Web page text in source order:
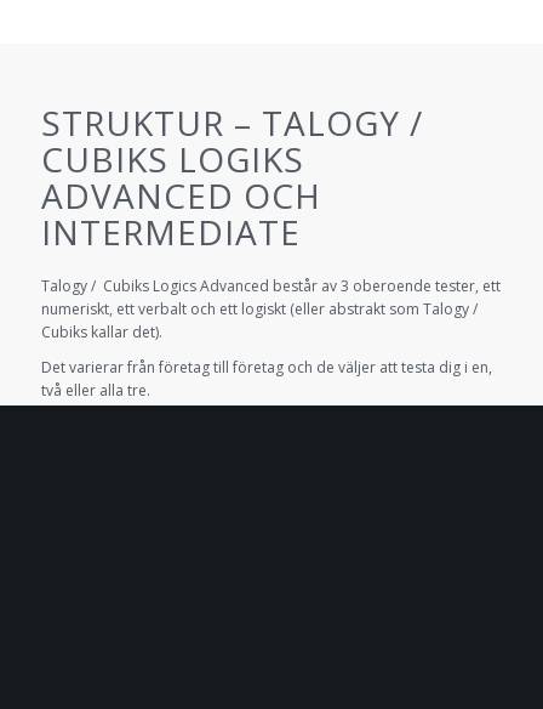
STRUKTUR – TALOGY /
CUBIKS LOGIKS
ADVANCED OCH
INTERMEDIATE
Talogy / Cubiks Logics Advanced består av 3 oberoende tester, ett
numeriskt, ett verbalt och ett logiskt (eller abstrakt som Talogy /
Cubiks kallar det).
Det varierar från företag till företag och de väljer att testa dig i en,
två eller alla tre.